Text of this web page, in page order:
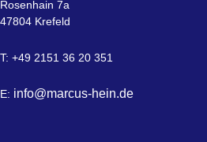
Rosenhain 7a
47804 Krefeld
T: +49 2151 36 20 351
E: info@marcus-hein.de